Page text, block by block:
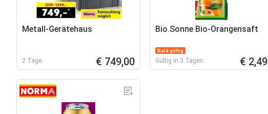
Metall-Gerätehaus
2 Tage € 749,00
Bio Sonne Bio-Orangensaft
Bald gültig
Gültig in 3 Tagen € 2,49